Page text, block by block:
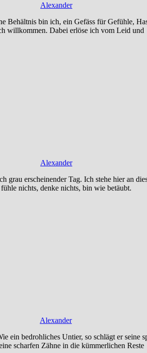
Alexander
bin ich, ein Gefäss für Gefühle,
willkommen. Dabei erlöse ich vom Leid und
Alexander
erscheinender Tag. Ich stehe hier an
nichts, denke nichts, bin wie betäubt.
Alexander
ein bedrohliches Untier, so schlägt er
scharfen Zähne in die kümmerlichen Reste